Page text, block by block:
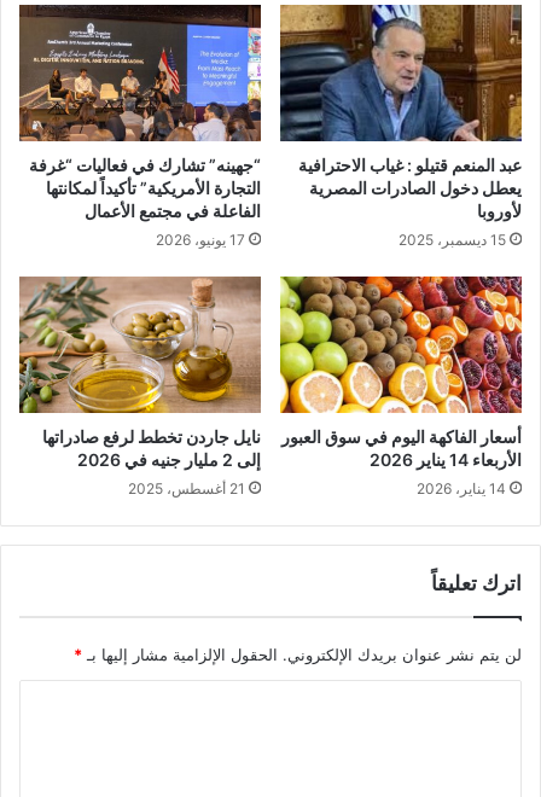
عبد المنعم قتيلو : غياب الاحترافية
يعطل دخول الصادرات المصرية
لأوروبا
15 ديسمبر، 2025
“جهينه” تشارك في فعاليات “غرفة
التجارة الأمريكية” تأكيداً لمكانتها
الفاعلة في مجتمع الأعمال
17 يونيو، 2026
أسعار الفاكهة اليوم في سوق العبور
الأربعاء 14 يناير 2026
14 يناير، 2026
نايل جاردن تخطط لرفع صادراتها
إلى 2 مليار جنيه في 2026
21 أغسطس، 2025
اترك تعليقاً
لن يتم نشر عنوان بريدك الإلكتروني. الحقول الإلزامية مشار إليها بـ *